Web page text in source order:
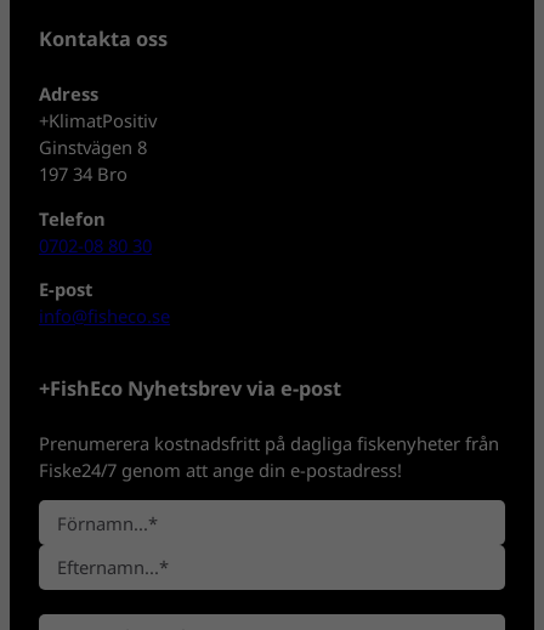
Kontakta oss
Adress
+KlimatPositiv
Ginstvägen 8
197 34 Bro
Telefon
0702-08 80 30
E-post
info@fisheco.se
+FishEco Nyhetsbrev via e-post
Prenumerera kostnadsfritt på dagliga fiskenyheter från
Fiske24/7 genom att ange din e-postadress!
N
a
n
*
F
ö
r